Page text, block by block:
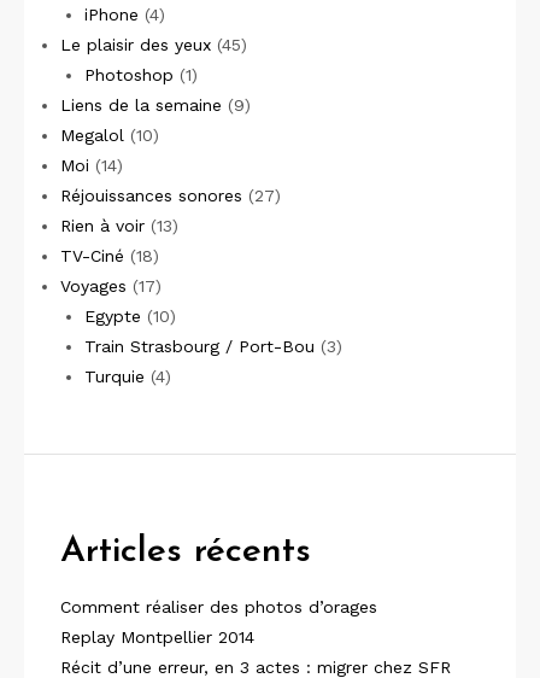
iPhone (4)
Le plaisir des yeux (45)
Photoshop (1)
Liens de la semaine (9)
Megalol (10)
Moi (14)
Réjouissances sonores (27)
Rien à voir (13)
TV-Ciné (18)
Voyages (17)
Egypte (10)
Train Strasbourg / Port-Bou (3)
Turquie (4)
Articles récents
Comment réaliser des photos d’orages
Replay Montpellier 2014
Récit d’une erreur, en 3 actes : migrer chez SFR